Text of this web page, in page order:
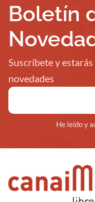
Boletín
Suscríbete y
novedades
He leído y